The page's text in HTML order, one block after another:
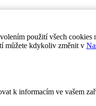
použití všech cookies
můžete kdykoliv změnit v
k informacím ve vašem